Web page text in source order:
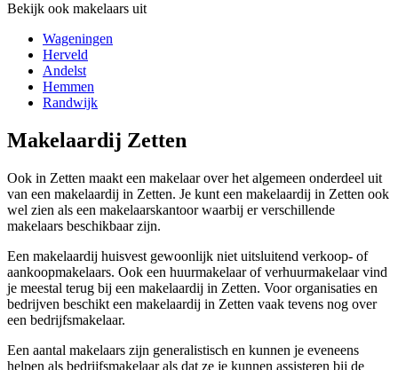
Bekijk ook makelaars uit
Wageningen
Herveld
Andelst
Hemmen
Randwijk
Makelaardij Zetten
Ook in Zetten maakt een makelaar over het algemeen onderdeel uit
van een makelaardij in Zetten. Je kunt een makelaardij in Zetten ook
wel zien als een makelaarskantoor waarbij er verschillende
makelaars beschikbaar zijn.
Een makelaardij huisvest gewoonlijk niet uitsluitend verkoop- of
aankoopmakelaars. Ook een huurmakelaar of verhuurmakelaar vind
je meestal terug bij een makelaardij in Zetten. Voor organisaties en
bedrijven beschikt een makelaardij in Zetten vaak tevens nog over
een bedrijfsmakelaar.
Een aantal makelaars zijn generalistisch en kunnen je eveneens
helpen als bedrijfsmakelaar als dat ze je kunnen assisteren bij de